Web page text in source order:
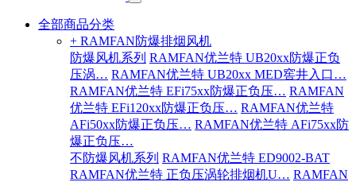
全部商品分类
+ RAMFAN防爆排烟风机
防爆风机系列 RAMFAN优兰特 UB20xx防爆正负
压涡… RAMFAN优兰特 UB20xx MED窖井入口…
RAMFAN优兰特 EFi75xx防爆正负压… RAMFAN
优兰特 EFi120xx防爆正负压… RAMFAN优兰特
AFi50xx防爆正负压… RAMFAN优兰特 AFi75xx防
爆正负压…
不防爆风机系列 RAMFAN优兰特 ED9002-BAT
RAMFAN优兰特 正负压涡轮排烟机U… RAMFAN